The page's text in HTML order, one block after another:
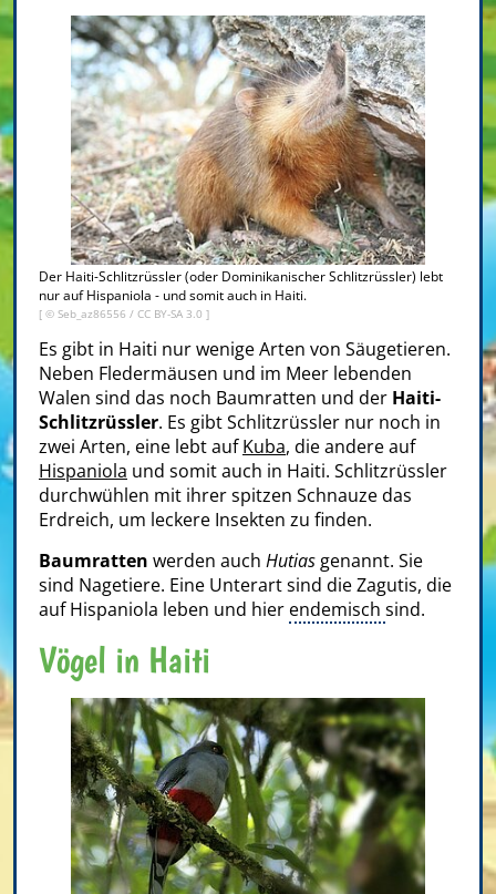
Der Haiti-Schlitzrüssler (oder Dominikanischer Schlitzrüssler) lebt
nur auf Hispaniola - und somit auch in Haiti.
[ © Seb_az86556 / CC BY-SA 3.0 ]
Es gibt in Haiti nur wenige Arten von Säugetieren.
Neben Fledermäusen und im Meer lebenden
Walen sind das noch Baumratten und der Haiti-
Schlitzrüssler. Es gibt Schlitzrüssler nur noch in
zwei Arten, eine lebt aufKuba, die andere auf
Hispaniola und somit auch in Haiti. Schlitzrüssler
durchwühlen mit ihrer spitzen Schnauze das
Erdreich, um leckere Insekten zu finden.
Baumratten werden auch Hutias genannt. Sie
sind Nagetiere. Eine Unterart sind die Zagutis, die
auf Hispaniola leben und hier endemisch sind.
Vögel in Haiti